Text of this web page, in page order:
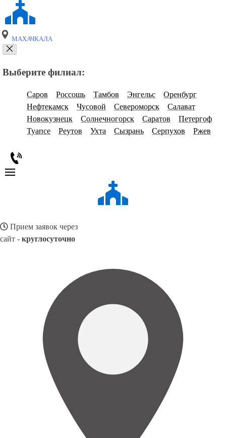
МАХАЧКАЛА
Выберите филиал:
Саров Россошь Тамбов Энгельс
Оренбург
Нефтекамск
Чусовой Североморск
Салават
Новокузнецк
Солнечногорск Саратов
Петергоф
Туапсе
Реутов Ухта Сызрань Серпухов Ржев
Прием заявок через
сайт - круглосуточно